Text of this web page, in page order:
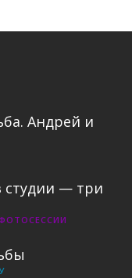
Андрей и
студии — три